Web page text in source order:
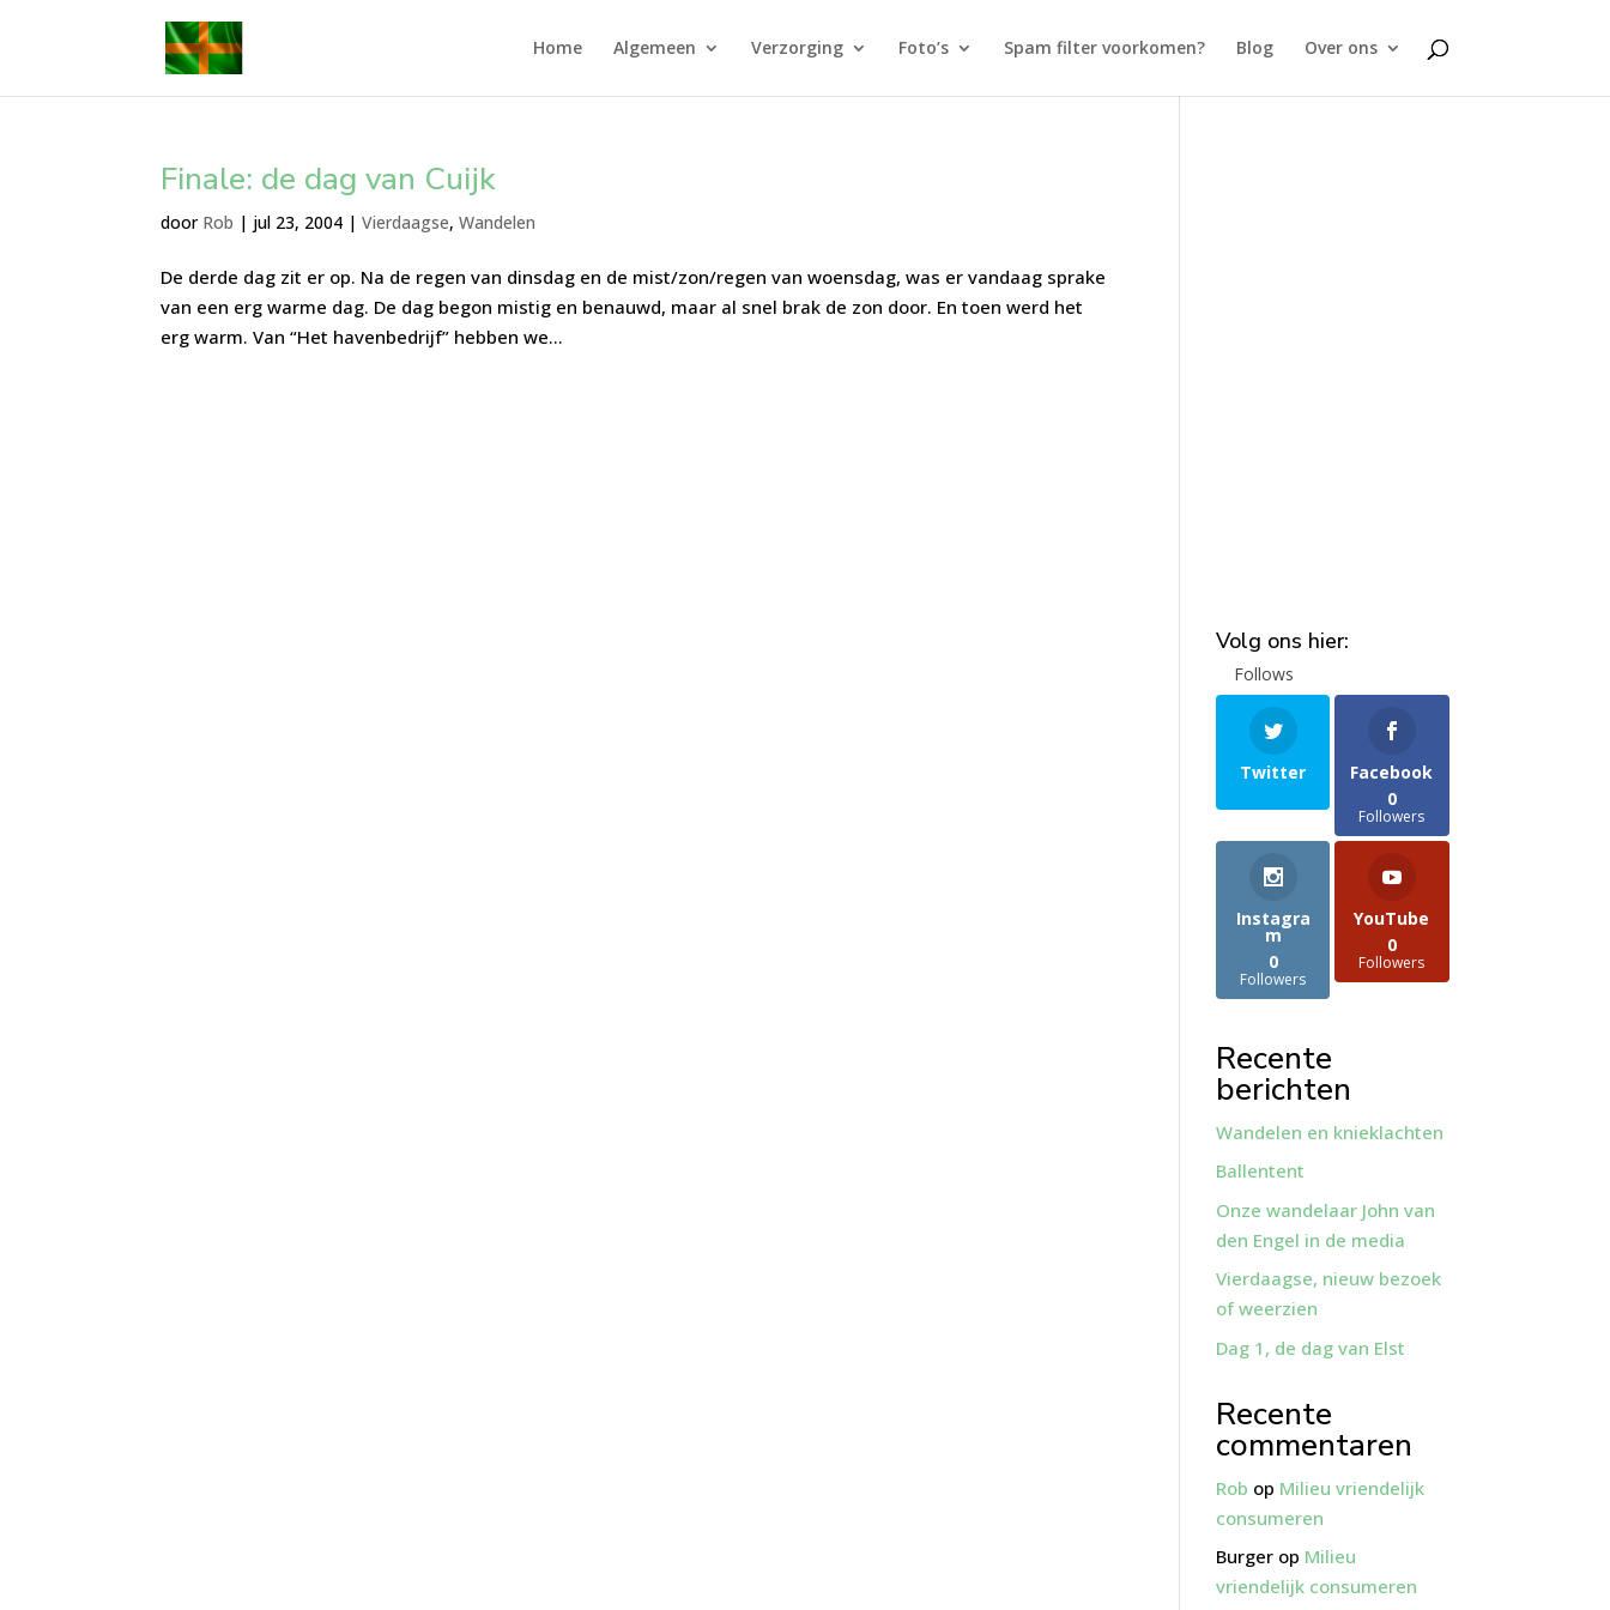
Home Algemeen Verzorging Foto’s Spam filter voorkomen? Blog Over ons
Finale: de dag van Cuijk
door Rob | jul 23, 2004 |Vierdaagse,Wandelen
De derde dag zit er op. Na de regen van dinsdag en de mist/zon/regen van woensdag, was er vandaag sprake
van een erg warme dag. De dag begon mistig en benauwd, maar al snel brak de zon door. En toen werd het
erg warm. Van “Het havenbedrijf” hebben we...
Volg ons hier:
Follows
Twitter
Facebook
0
Followers
Instagra
m
0
Followers
YouTube
0
Followers
Recente
berichten
Wandelen en knieklachten
Ballentent
Onze wandelaar John van
den Engel in de media
Vierdaagse, nieuw bezoek
of weerzien
Dag 1, de dag van Elst
Recente
commentaren
Rob op Milieu vriendelijk
consumeren
Burger op Milieu
vriendelijk consumeren